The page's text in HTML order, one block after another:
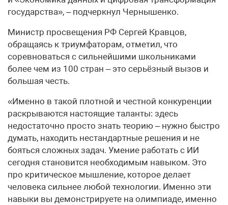
государства», – подчеркнул Чернышенко.
Министр просвещения РФ Сергей Кравцов,
обращаясь к триумфаторам, отметил, что
соревноваться с сильнейшими школьниками
более чем из 100 стран – это серьёзный вызов и
большая честь.
«Именно в такой плотной и честной конкуренции
раскрываются настоящие таланты: здесь
недостаточно просто знать теорию – нужно быстро
думать, находить нестандартные решения и не
бояться сложных задач. Умение работать с ИИ
сегодня становится необходимым навыком. Это
про критическое мышление, которое делает
человека сильнее любой технологии. Именно эти
навыки вы демонстрируете на олимпиаде, именно